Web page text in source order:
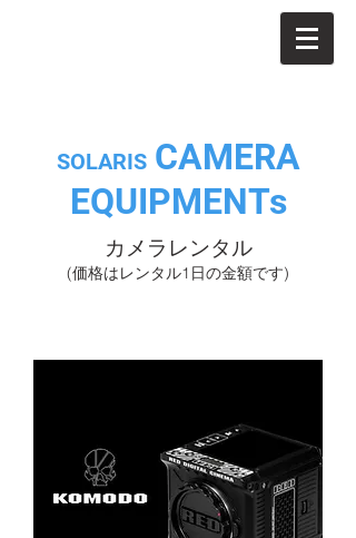
SOLARIS CAMERA
EQUIPMENTs
カメラレンタル
(価格はレンタル1日の金額です)